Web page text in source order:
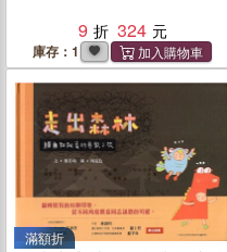
9
324
庫存：1
滿額折